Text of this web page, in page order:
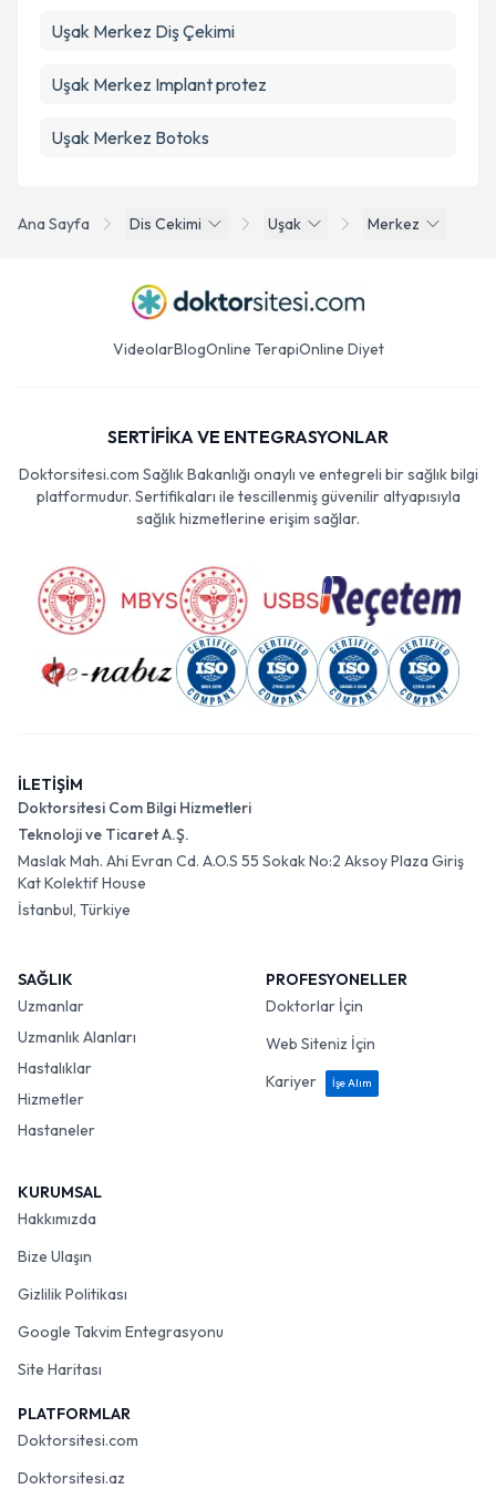
Ana Sayfa Dis Cekimi Uşak Merkez
Uşak Merkez Diş Çekimi
Uşak Merkez Implant protez
Uşak Merkez Botoks
VideolarBlogOnline TerapiOnline Diyet
SERTİFİKA VE ENTEGRASYONLAR
Doktorsitesi.com Sağlık Bakanlığı onaylı ve entegreli bir sağlık bilgi
platformudur. Sertifikaları ile tescillenmiş güvenilir altyapısıyla
sağlık hizmetlerine erişim sağlar.
İLETİŞİM
Doktorsitesi Com Bilgi Hizmetleri
Teknoloji ve Ticaret A.Ş.
Maslak Mah. Ahi Evran Cd. A.O.S 55 Sokak No:2 Aksoy Plaza Giriş
Kat Kolektif House
İstanbul, Türkiye
SAĞLIK
Uzmanlar
Uzmanlık Alanları
Hastalıklar
Hizmetler
Hastaneler
PROFESYONELLER
Doktorlar İçin
Web Siteniz İçin
Kariyer
İşe Alım
KURUMSAL
Hakkımızda
Bize Ulaşın
Gizlilik Politikası
Google Takvim Entegrasyonu
Site Haritası
PLATFORMLAR
Doktorsitesi.com
Doktorsitesi.az